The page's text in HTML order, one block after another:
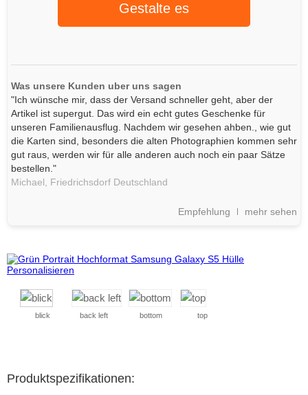
Gestalte es
Was unsere Kunden uber uns sagen
"Ich wünsche mir, dass der Versand schneller geht, aber der
Artikel ist supergut. Das wird ein echt gutes Geschenke für
unseren Familienausflug. Nachdem wir gesehen ahben., wie gut
die Karten sind, besonders die alten Photographien kommen sehr
gut raus, werden wir für alle anderen auch noch ein paar Sätze
bestellen."
Michael,
Friedrichsdorf Deutschland
Empfehlung mehr sehen
blick back left bottom top
Produktspezifikationen: